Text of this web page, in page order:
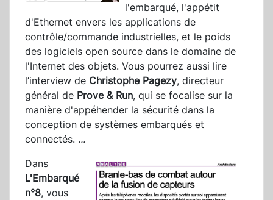
l'embarqué, l'appétit
d'Ethernet envers les applications de
contrôle/commande industrielles, et le poids
des logiciels open source dans le domaine de
l'Internet des objets. Vous pourrez aussi lire
l’interview de Christophe Pagezy, directeur
général de Prove & Run, qui se focalise sur la
manière d'appéhender la sécurité dans la
conception de systèmes embarqués et
connectés. ...
Dans
L'Embarqué
n°8, vous